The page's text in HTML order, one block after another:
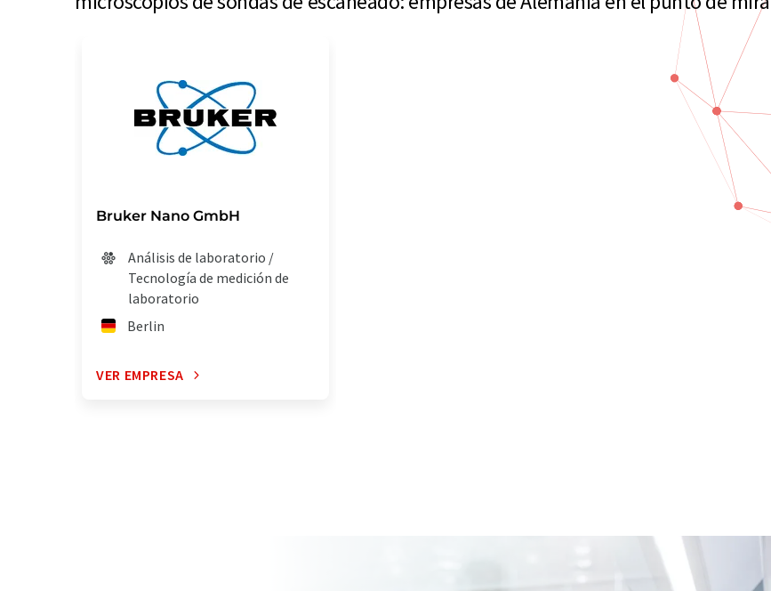
Bruker Nano GmbH
Análisis de laboratorio /
Tecnología de medición de
laboratorio
Berlin
VER EMPRESA